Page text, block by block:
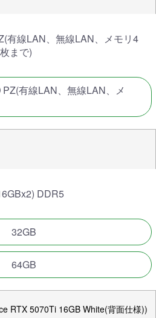
有線LAN、無線LAN、メモリ4
枚まで)
有線LAN、無線LAN、メ
DDR5
32GB
64GB
RTX 5070Ti 16GB White(背面仕様))